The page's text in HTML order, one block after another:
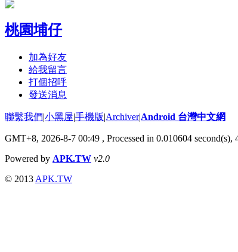
桃園埔仔
加為好友
給我留言
打個招呼
發送消息
聯繫我們|小黑屋|手機版|Archiver|Android 台灣中文網
GMT+8, 2026-8-7 00:49 , Processed in 0.010604
Powered by APK.TW v2.0
© 2013 APK.TW